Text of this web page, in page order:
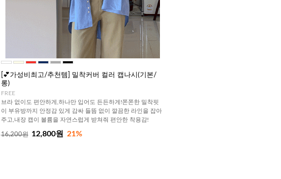
[💕가성비최고/추천템] 밀착커버 컬러 캡나시(기본/
롱)
FREE
브라 없이도 편안하게,하나만 입어도 든든하게!쫀쫀한 밀착핏
이 부유방까지 안정감 있게 감싸 들뜸 없이 깔끔한 라인을 잡아
주고,내장 캡이 볼륨을 자연스럽게 받쳐줘 편안한 착용감!
16,200원 12,800원 21%